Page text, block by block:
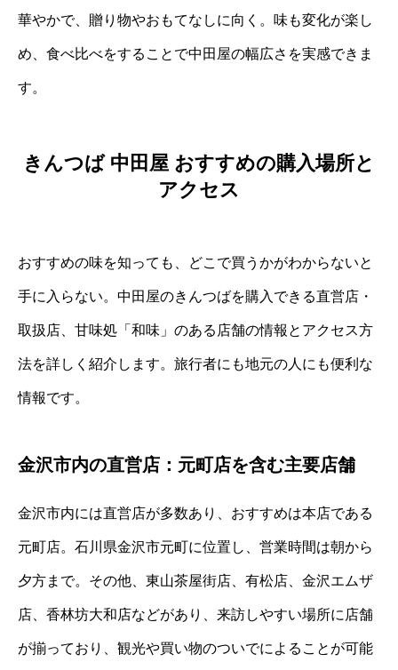
華やかで、贈り物やおもてなしに向く。味も変化が楽し
め、食べ比べをすることで中田屋の幅広さを実感できま
す。
きんつば 中田屋 おすすめの購入場所と
アクセス
おすすめの味を知っても、どこで買うかがわからないと
手に入らない。中田屋のきんつばを購入できる直営店・
取扱店、甘味処「和味」のある店舗の情報とアクセス方
法を詳しく紹介します。旅行者にも地元の人にも便利な
情報です。
金沢市内の直営店：元町店を含む主要店舗
金沢市内には直営店が多数あり、おすすめは本店である
元町店。石川県金沢市元町に位置し、営業時間は朝から
夕方まで。その他、東山茶屋街店、有松店、金沢エムザ
店、香林坊大和店などがあり、来訪しやすい場所に店舗
が揃っており、観光や買い物のついでによることが可能